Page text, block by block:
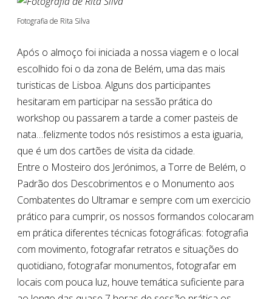
Fotografia de Rita Silva
Após o almoço foi iniciada a nossa viagem e o local
escolhido foi o da zona de Belém, uma das mais
turisticas de Lisboa. Alguns dos participantes
hesitaram em participar na sessão prática do
workshop ou passarem a tarde a comer pasteis de
nata…felizmente todos nós resistimos a esta iguaria,
que é um dos cartões de visita da cidade.
Entre o Mosteiro dos Jerónimos, a Torre de Belém, o
Padrão dos Descobrimentos e o Monumento aos
Combatentes do Ultramar e sempre com um exercicio
prático para cumprir, os nossos formandos colocaram
em prática diferentes técnicas fotográficas: fotografia
com movimento, fotografar retratos e situações do
quotidiano, fotografar monumentos, fotografar em
locais com pouca luz, houve temática suficiente para